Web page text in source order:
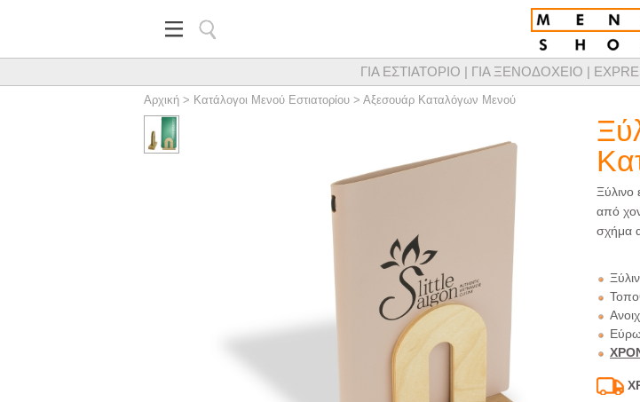
Κορυφαίος προμηθευτής εξατομικευμένης σχεδίασης καταλόγων μενού,
ΓΙΑ ΕΣΤΙΑΤΟΡΙΟ | ΓΙΑ ΞΕΝΟΔΟΧΕΙΟ |
Αρχική > Κατάλογοι Μενού Εστιατορίου > Αξεσουάρ Καταλόγων Μενού
Ξύλινο
από
σχήμα